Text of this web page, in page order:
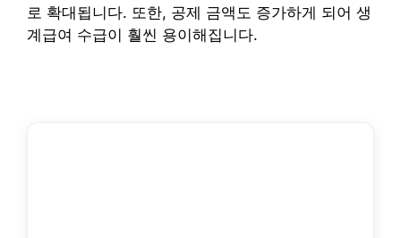
로 확대됩니다. 또한, 공제 금액도 증가하게 되어 생
계급여 수급이 훨씬 용이해집니다.